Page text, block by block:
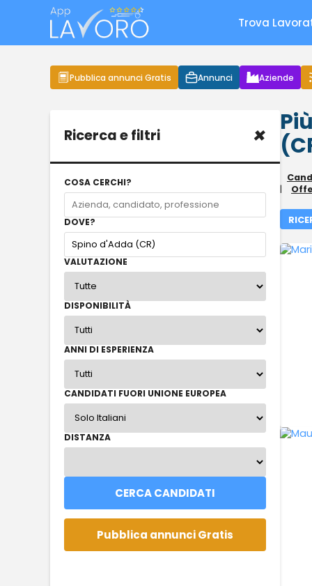
Trova
Pubblica annunci Gratis Annunci Aziende
Ricerca e filtri ×
COSA CERCHI?
DOVE?
VALUTAZIONE
DISPONIBILITÀ
ANNI DI ESPERIENZA
CANDIDATI FUORI UNIONE EUROPEA
DISTANZA
|